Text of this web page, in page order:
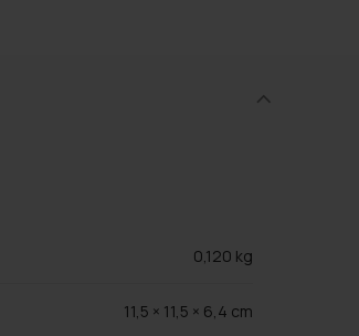
0,120 kg
11,5 × 11,5 × 6,4 cm